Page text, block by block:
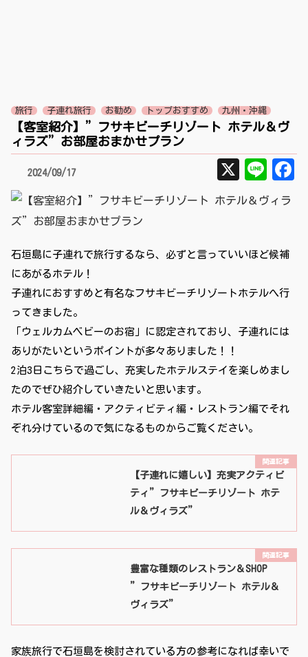
旅行 子連れ旅行 お勧め トップおすすめ 九州・沖縄
【客室紹介】”フサキビーチリゾート ホテル＆ヴ
ィラズ”お部屋おまかせプラン
2024/09/17 X
石垣島に子連れで旅行するなら、必ずと言っていいほど候補
にあがるホテル！
子連れにおすすめと有名なフサキビーチリゾートホテルへ行
ってきました。
「ウェルカムベビーのお宿」に認定されており、子連れには
ありがたいというポイントが多々ありました！！
2泊3日こちらで過ごし、充実したホテルステイを楽しめまし
たのでぜひ紹介していきたいと思います。
ホテル客室詳細編・アクティビティ編・レストラン編でそれ
ぞれ分けているので気になるものからご覧ください。
【子連れに嬉しい】充実アクティビ
ティ”フサキビーチリゾート ホテ
ル＆ヴィラズ”
豊富な種類のレストラン＆SHOP
”フサキビーチリゾート ホテル＆
ヴィラズ”
家族旅行で石垣島を検討されている方の参考になれば幸いで